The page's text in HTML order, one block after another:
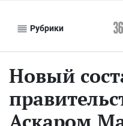
Рубрики
Новый